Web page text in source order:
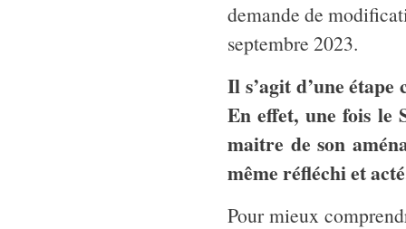
demande de
septembre 2023.
Il s’agit d’une
En effet, une fois le
maitre de son
même réfléchi et
Pour mieux